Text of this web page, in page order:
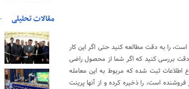
را به دقت مطالعه کنید حتی اگر این کار
بررسی کنید که اگر شما از محصول راضی
اطلاعات ثبت شده که مربوط به این معامله
است، را ذخیره کرده و از آنها پرینت
مقالات تحلیلی